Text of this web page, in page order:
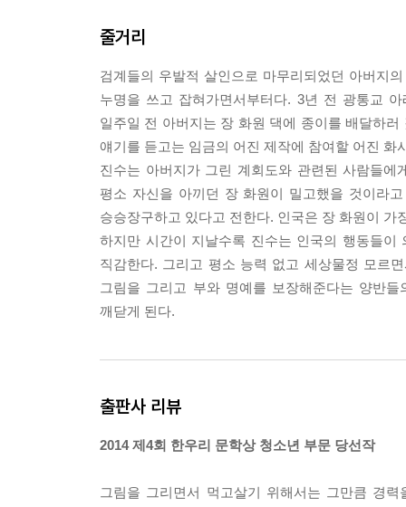
“다른 사람 누구? 너 설마…….”
나도 모르게 범이를 노려보았다. 인국이 누군가
“난 인국이라는 분이라고 한 적 없다. 하지만 아니
옥에 가둘 이유가 있겠냐고? 장 화원이나 김 대감,
--- p.141
“네 말을 듣고 옥에서 나오자마자 그림을 펼쳐보
짓말이었던 모양이지? 무지렁이들에게 그깟 그
다. 어쨌든 이 계회도는 더 이상 쓸모가 없으니
잔뜩 이죽대던 인국이 갑자기 그림을 찢기 시작했
끓어오르는 분노로 속이 뒤집혔다. 내 몸이 갈기갈
--- p.283
줄거리
검계들의 우발적 살인으로 마무리되었던 아버지
누명을 쓰고 잡혀가면서부터다. 3년 전 광통교
일주일 전 아버지는 장 화원 댁에 종이를 배달하
얘기를 듣고는 임금의 어진 제작에 참여할 어진
진수는 아버지가 그린 계회도와 관련된 사람들
평소 자신을 아끼던 장 화원이 밀고했을 것이라
승승장구하고 있다고 전한다. 인국은 장 화원이
하지만 시간이 지날수록 진수는 인국의 행동들
직감한다. 그리고 평소 능력 없고 세상물정 모르
그림을 그리고 부와 명예를 보장해준다는 양반
깨닫게 된다.
출판사 리뷰
2014 제4회 한우리 문학상 청소년 부문 당선작
그림을 그리면서 먹고살기 위해서는 그만큼 경